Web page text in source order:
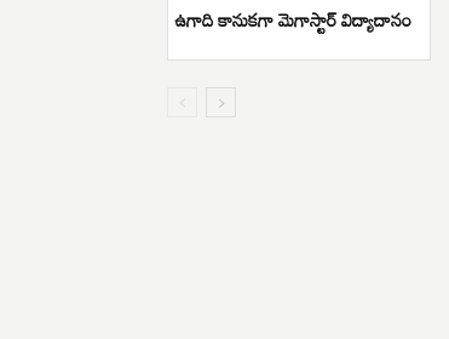
ఉగాది కానుకగా మెగాస్టార్ విద్యాదానం